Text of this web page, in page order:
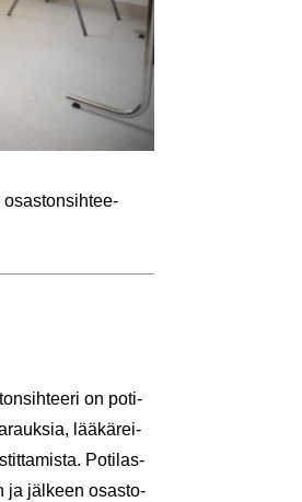
osas­ton­sih­tee­
on po­ti­
lää­kä­rei­
Po­ti­las­
ja jäl­keen osas­to­